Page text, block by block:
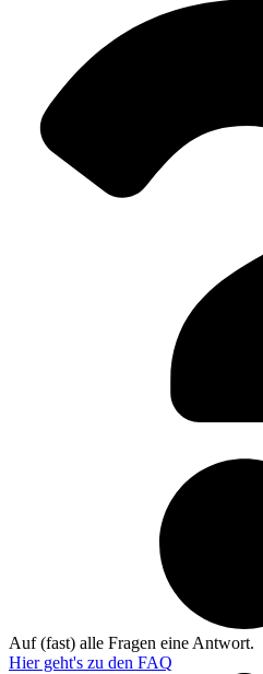
Auf (fast) alle Fragen eine Antwort.
Hier geht's zu den FAQ